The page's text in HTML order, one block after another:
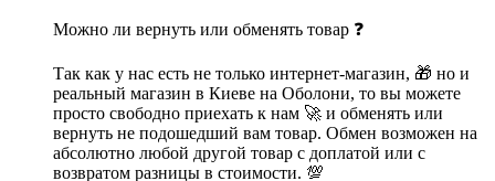
Можно ли вернуть или обменять товар ❓
Так как у нас есть не только интернет-магазин, 🎁 но и
реальный магазин в Киеве на Оболони, то вы можете
просто свободно приехать к нам 🚀 и обменять или
вернуть не подошедший вам товар. Обмен возможен на
абсолютно любой другой товар с доплатой или с
возвратом разницы в стоимости. 💯